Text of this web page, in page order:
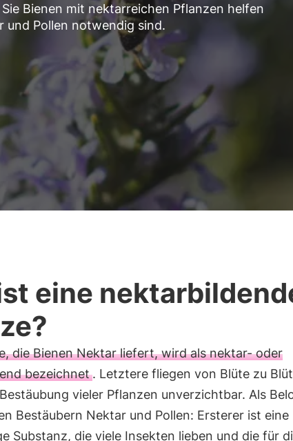
Bienen mit nektarreichen Pflanzen helfen
und Pollen notwendig sind.
eine
die Bienen Nektar liefert, wird als nektar- oder
bezeichnet. Letztere fliegen von Blüte zu
vieler Pflanzen unverzichtbar. Als
Bestäubern Nektar und Pollen: Ersterer ist eine
Substanz, die viele Insekten lieben und die für